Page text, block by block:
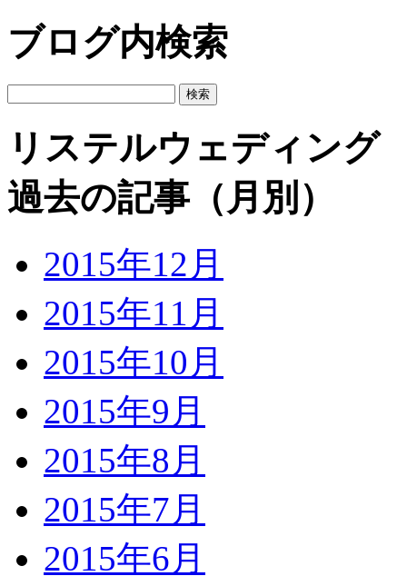
ブログ内検索
リステルウェディング
過去の記事（月別）
2015年12月
2015年11月
2015年10月
2015年9月
2015年8月
2015年7月
2015年6月